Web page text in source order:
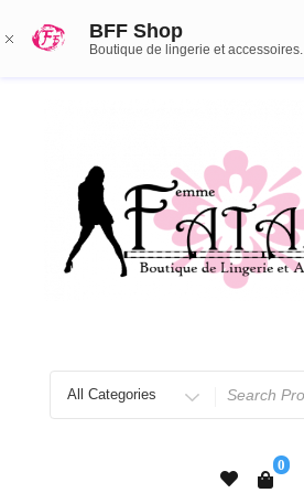
BFF Shop
Boutique de lingerie et accessoires.
0